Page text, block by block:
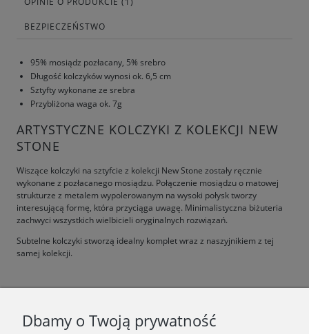
BEZPIECZEŃSTWO
95% mosiądz pozłacany, 5% srebro
Długość kolczyków wynosi ok. 6,5 cm
Sztyfty wykonane ze srebra
Przybliżona waga ok. 7g
ARTYSTYCZNE KOLCZYKI Z KOLEKCJI NEW
STONE
Wiszące kolczyki na sztyfcie z kolekcji New Stone zostały ręcznie
wykonane z pozłacanego mosiądzu. Połączenie mosiądzu o matowej
strukturze z metalem wypolerowanym na wysoki połysk tworzy
interesującą formę, która przyciąga uwagę. Minimalistyczna biżuteria
zachwyci wszystkich wielbicieli oryginalnych rozwiązań.
Subtelne kolczyki stworzą idealny komplet wraz z naszyjnikiem z tej
samej kolekcji.
Dbamy o Twoją prywatność